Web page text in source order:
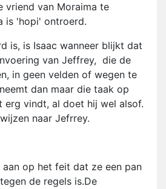
vriend van Moraima te
is 'hopi' ontroerd.
is, is Isaac wanneer blijkt dat
van Jeffrey, die de
in geen velden of wegen te
dan maar die taak op
erg vindt, al doet hij wel alsof.
naar Jefrrey.
aan op het feit dat ze een pan
de regels is.De